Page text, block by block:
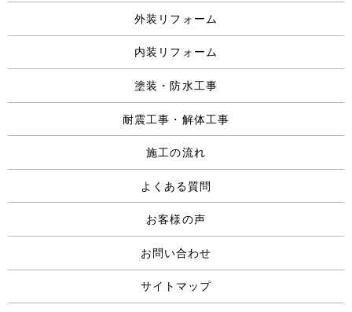
外装リフォーム
内装リフォーム
塗装・防水工事
耐震工事・解体工事
施工の流れ
よくある質問
お客様の声
お問い合わせ
サイトマップ